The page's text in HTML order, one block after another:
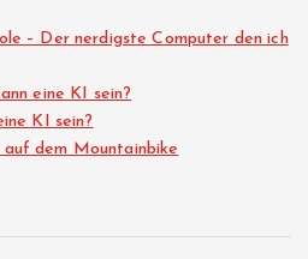
– Der nerdigste Computer den ich
eine KI sein?
KI sein?
dem Mountainbike